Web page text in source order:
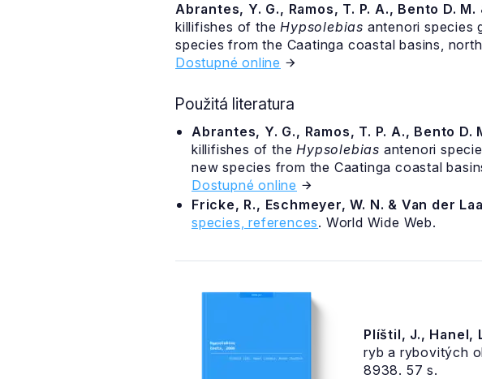
Abrantes, Y. G., Ramos, T. P. A., Bento D. M.
killifishes of theHypsolebias antenori species
species from the Caatinga coastal basins,
Dostupné online
Použitá literatura
Abrantes, Y. G., Ramos, T. P. A., Bento D.
killifishes of theHypsolebias antenori
new species from the Caatinga coastal
Dostupné online
Fricke, R., Eschmeyer, W. N. & Van der
species, references. World Wide Web.
Plíštil, J., Hanel,
ryb a rybovitých
8938. 57 s.